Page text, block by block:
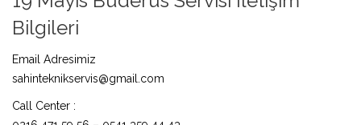
Bilgileri
Email Adresimiz
sahinteknikservis@gmail.com
Call Center :